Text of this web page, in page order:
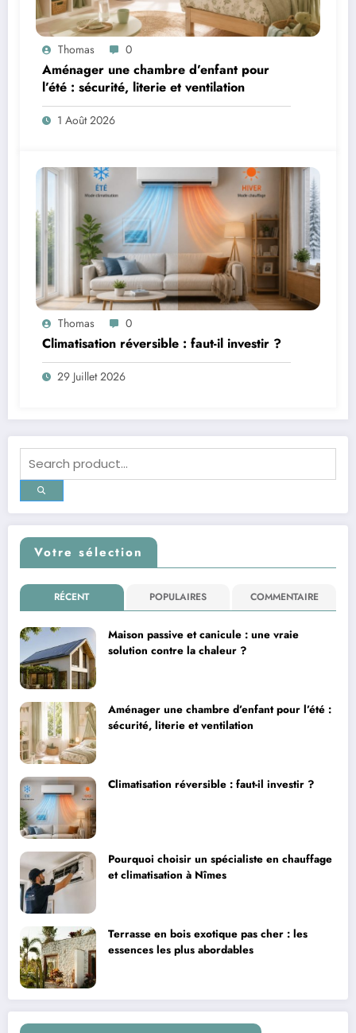
Thomas 0
Aménager une chambre d’enfant pour
l’été : sécurité, literie et ventilation
1 Août 2026
Thomas 0
Climatisation réversible : faut-il investir ?
29 Juillet 2026
Votre sélection
RÉCENT POPULAIRES COMMENTAIRE
Maison passive et canicule : une vraie
solution contre la chaleur ?
Aménager une chambre d’enfant pour l’été :
sécurité, literie et ventilation
Climatisation réversible : faut-il investir ?
Pourquoi choisir un spécialiste en chauffage
et climatisation à Nîmes
Terrasse en bois exotique pas cher : les
essences les plus abordables